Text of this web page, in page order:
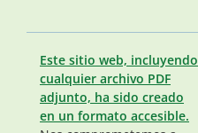
Este sitio web, incluyendo
cualquier archivo PDF
adjunto, ha sido creado
en un formato accesible.